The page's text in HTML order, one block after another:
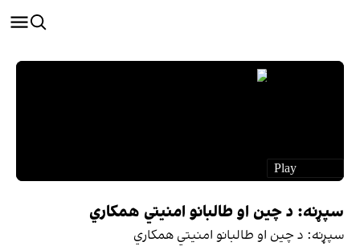
سپړنه: د چین او طالبانو امنیتي همکاري
سپړنه: د چین او طالبانو امنیتي همکاري